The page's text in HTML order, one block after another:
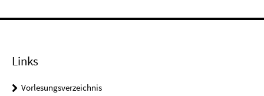
Links
Vorlesungsverzeichnis